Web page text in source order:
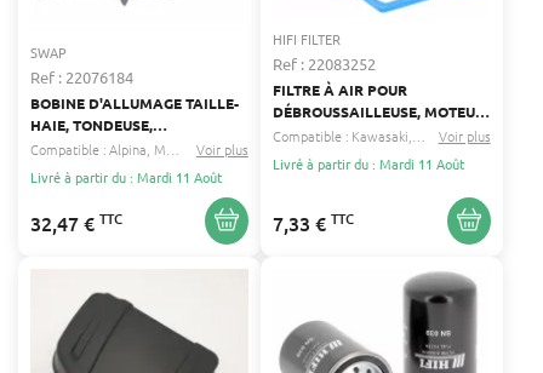
SWAP
Ref : 22076184
BOBINE D'ALLUMAGE TAILLE-
HAIE, TONDEUSE,
TRONÇONNEUSE ALPINA
Compatible :Alpina Mac allister ...
Voir plus
Livré à partir du : Mardi 11 Août
32,47 € TTC
HIFI FILTER
Ref : 22083252
FILTRE À AIR POUR
DÉBROUSSAILLEUSE, MOTEUR,
TONDEUSE ISEKI, KAWASAKI,
OREC HIFI FILTER 11013-2151
Compatible : Kawasaki Iseki...
Voir plus
Livré à partir du : Mardi 11 Août
7,33 € TTC